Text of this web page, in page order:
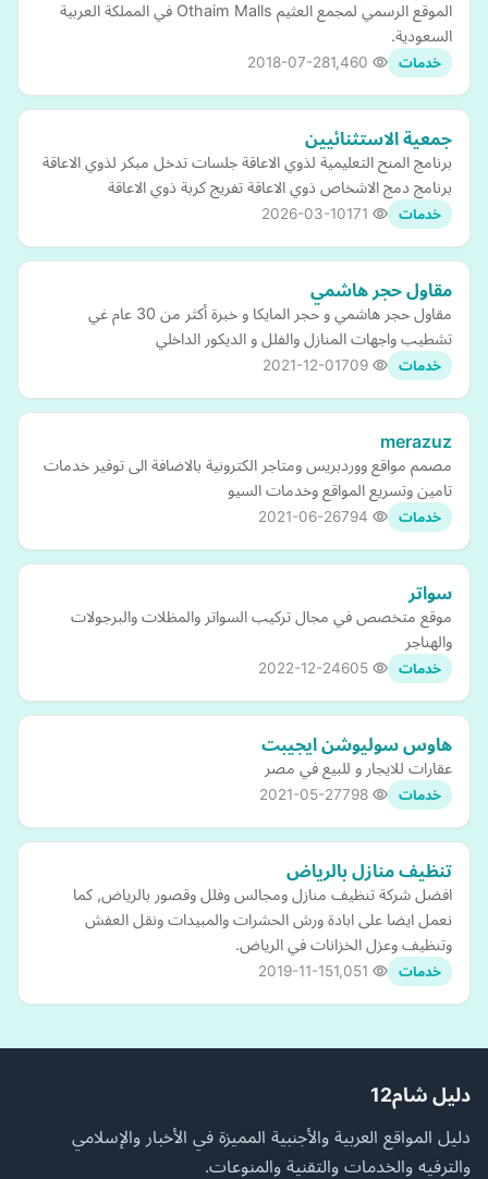
الموقع الرسمي لمجمع العثيم Othaim Malls في المملكة العربية
السعودية.
خدمات 2018-07-28
جمعية الاستثنائيين
برنامج المنح التعليمية لذوي الاعاقة جلسات تدخل مبكر لذوي الاعاقة
برنامج دمج الاشخاص ذوي الاعاقة تفريج كربة ذوي الاعاقة
خدمات 2026-03-10
مقاول حجر هاشمي
مقاول حجر هاشمي و حجر المايكا و خبرة أكثر من 30 عام غي
تشطيب واجهات المنازل والفلل و الديكور الداخلي
خدمات 2021-12-01
merazuz
مصمم مواقع ووردبريس ومتاجر الكترونية بالاضافة الى توفير خدمات
تامين وتسريع المواقع وخدمات السيو
خدمات 2021-06-26
سواتر
موقع متخصص في مجال تركيب السواتر والمظلات والبرجولات
والهناجر
خدمات 2022-12-24
هاوس سوليوشن ايجيبت
عقارات للايجار و للبيع في مصر
خدمات 2021-05-27
تنظيف منازل بالرياض
افضل شركة تنظيف منازل ومجالس وفلل وقصور بالرياض, كما
نعمل ايضا على ابادة ورش الحشرات والمبيدات ونقل العفش
وتنظيف وعزل الخزانات في الرياض.
خدمات 2019-11-15
دليل شام12
دليل المواقع العربية والأجنبية المميزة في الأخبار والإسلامي
والترفيه والخدمات والتقنية والمنوعات.